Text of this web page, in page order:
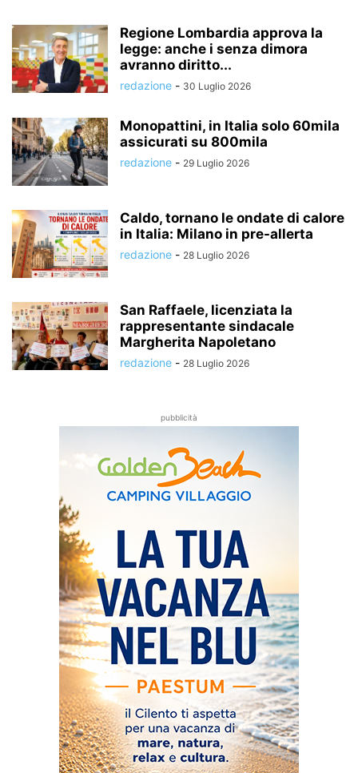
Regione Lombardia approva la
legge: anche i senza dimora
avranno diritto...
redazione - 30 Luglio 2026
Monopattini, in Italia solo 60mila
assicurati su 800mila
redazione - 29 Luglio 2026
Caldo, tornano le ondate di calore
in Italia: Milano in pre-allerta
redazione - 28 Luglio 2026
San Raffaele, licenziata la
rappresentante sindacale
Margherita Napoletano
redazione - 28 Luglio 2026
pubblicità